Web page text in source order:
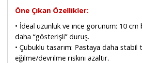
Öne Çıkan Özellikler:
• İdeal uzunluk ve ince görünüm: 10
daha “gösterişli” duruş.
• Çubuklu tasarım: Pastaya daha stabil
eğilme/devrilme riskini azaltır.